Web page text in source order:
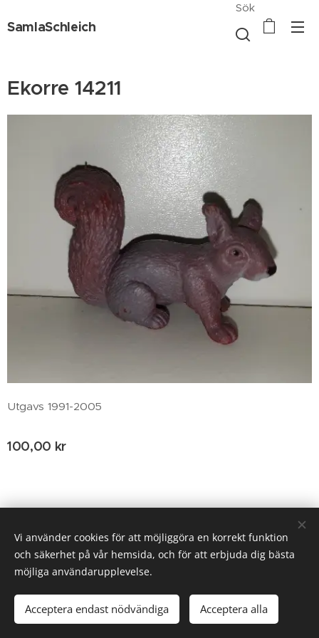
SamlaSchleich
Sök
Ekorre 14211
Utgavs 1991-2005
100,00 kr
Lägg i kundvagnen
© 2020 Birgitta Helm, Broestorp 1175, 289 93 Broby
Cookies
Vi använder cookies för att möjliggöra en korrekt funktion
och säkerhet på vår hemsida, och för att erbjuda dig bästa
möjliga användarupplevelse.
Acceptera endast nödvändiga Acceptera alla